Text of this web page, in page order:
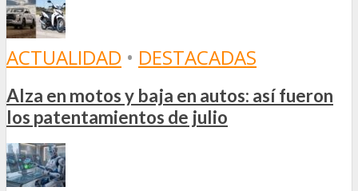
ACTUALIDAD • DESTACADAS
Alza en motos y baja en autos: así fueron
los patentamientos de julio